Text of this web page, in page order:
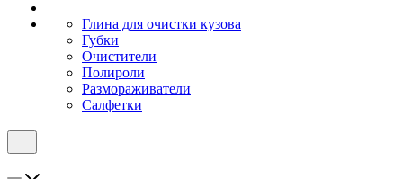
Глина для очистки кузова
Губки
Очистители
Полироли
Размораживатели
Салфетки